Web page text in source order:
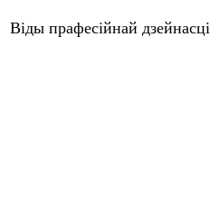
Віды прафесійнай дзейнасці